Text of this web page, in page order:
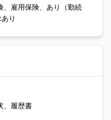
、雇用保険、あり（勤続
り
、履歴書